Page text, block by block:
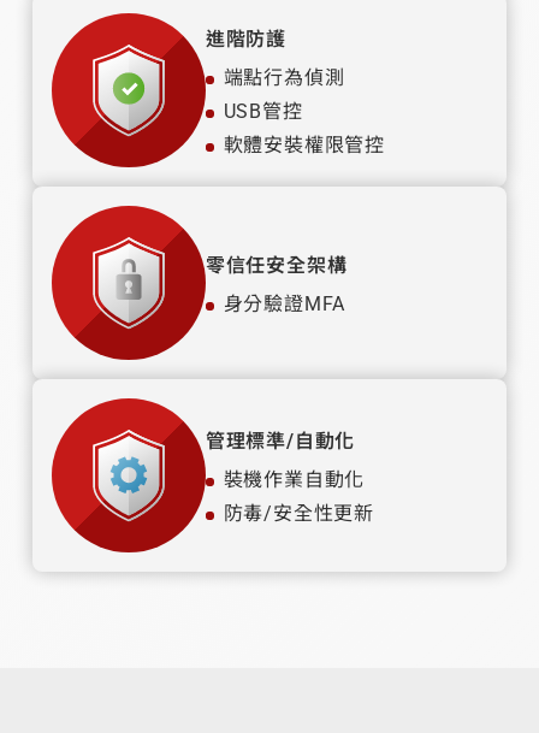
進階防護
端點行為偵測
USB管控
軟體安裝權限管控
零信任安全架構
身分驗證MFA
管理標準/自動化
裝機作業自動化
防毒/安全性更新